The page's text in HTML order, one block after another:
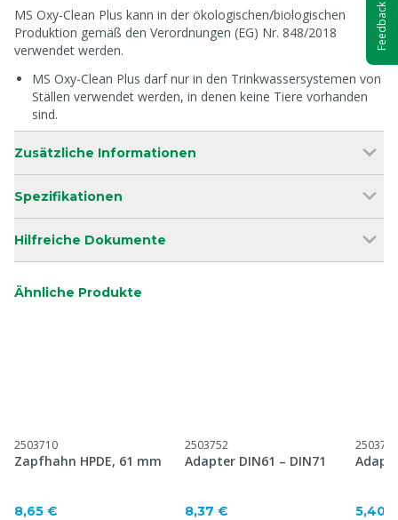
MS Oxy-Clean Plus kann in der ökologischen/biologischen
Produktion gemäß den Verordnungen (EG) Nr. 848/2018
verwendet werden.
MS Oxy-Clean Plus darf nur in den Trinkwassersystemen von
Ställen verwendet werden, in denen keine Tiere vorhanden
sind.
Zusätzliche Informationen
Spezifikationen
Hilfreiche Dokumente
Ähnliche Produkte
2503710
Zapfhahn HPDE, 61 mm
8,65 €
2503752
Adapter DIN61 – DIN71
8,37 €
2503755
5,40
Feedback